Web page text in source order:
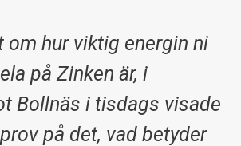
om hur viktig energin ni
på Zinken är, i
Bollnäs i tisdags visade
på det, vad betyder